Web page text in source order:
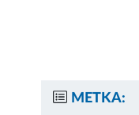
METKA: